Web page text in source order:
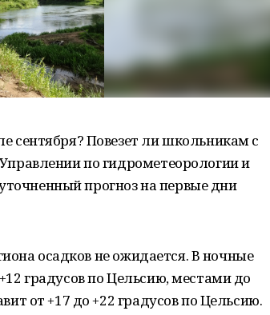
сентября? Повезет ли школьникам с
по гидрометеорологии и
прогноз на первые дни
осадков не ожидается. В ночные
градусов по Цельсию, местами до
от +17 до +22 градусов по Цельсию.